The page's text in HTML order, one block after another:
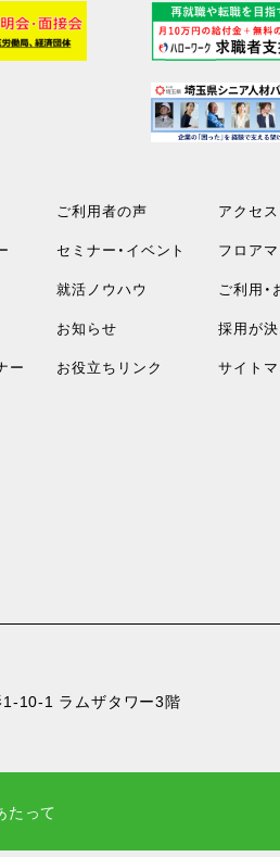
ー
ご利用者の声
セミナー・イベント
就活ノウハウ
お知らせ
お役立ちリンク
アクセ
フロア
ご利用・
採用が
サイト
10-1 ラムザタワー3階
たって